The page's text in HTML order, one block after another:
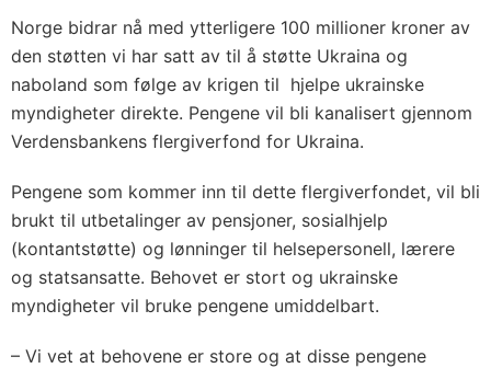
Norge bidrar nå med ytterligere 100 millioner kroner av
den støtten vi har satt av til å støtte Ukraina og
naboland som følge av krigen til hjelpe ukrainske
myndigheter direkte. Pengene vil bli kanalisert gjennom
Verdensbankens flergiverfond for Ukraina.
Pengene som kommer inn til dette flergiverfondet, vil bli
brukt til utbetalinger av pensjoner, sosialhjelp
(kontantstøtte) og lønninger til helsepersonell, lærere
og statsansatte. Behovet er stort og ukrainske
myndigheter vil bruke pengene umiddelbart.
– Vi vet at behovene er store og at disse pengene